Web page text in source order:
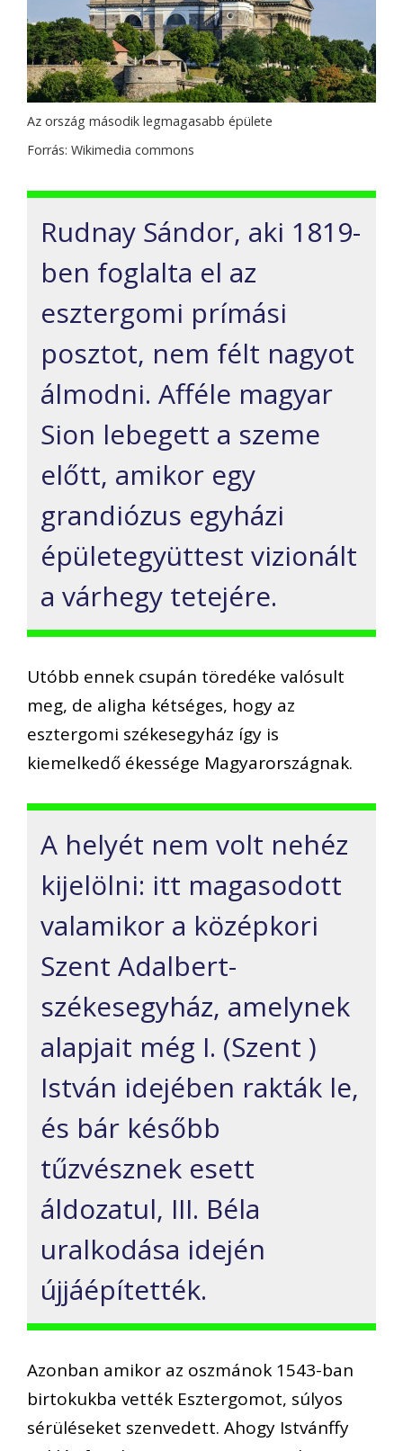
Az ország második legmagasabb épülete
Forrás: Wikimedia commons
Rudnay Sándor, aki 1819-
ben foglalta el az
esztergomi prímási
posztot, nem félt nagyot
álmodni. Afféle magyar
Sion lebegett a szeme
előtt, amikor egy
grandiózus egyházi
épületegyüttest vizionált
a várhegy tetejére.
Utóbb ennek csupán töredéke valósult
meg, de aligha kétséges, hogy az
esztergomi székesegyház így is
kiemelkedő ékessége Magyarországnak.
A helyét nem volt nehéz
kijelölni: itt magasodott
valamikor a középkori
Szent Adalbert-
székesegyház, amelynek
alapjait még I. (Szent )
István idejében rakták le,
és bár később
tűzvésznek esett
áldozatul, III. Béla
uralkodása idején
újjáépítették.
Azonban amikor az oszmánok 1543-ban
birtokukba vették Esztergomot, súlyos
sérüléseket szenvedett. Ahogy Istvánffy